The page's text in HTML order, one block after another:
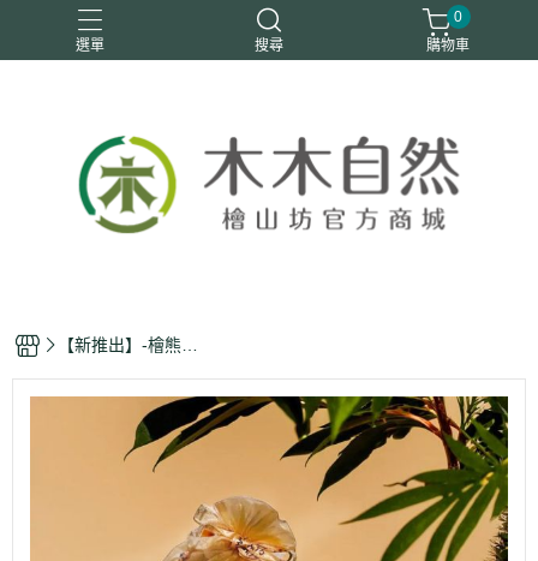
選單 搜尋
優惠活動 安定情緒 手工皂 洗身體 舒眠
0
購物車
【新推出】-檜熊擴
木精油滴管瓶+檜熊
收納袋)